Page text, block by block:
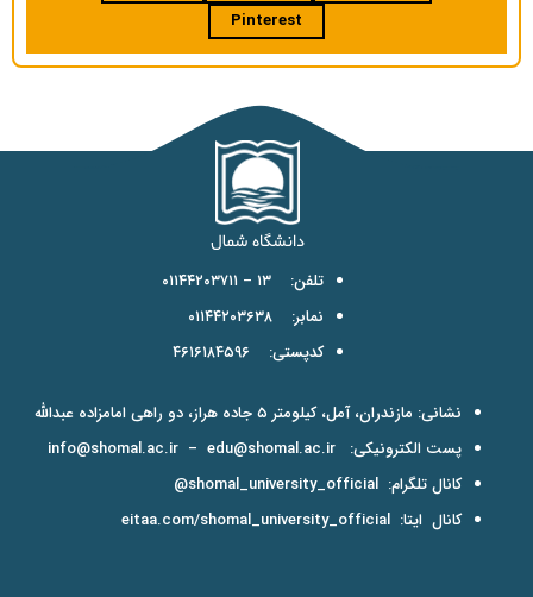
Pinterest
تلفن: ۱۳ – ۰۱۱۴۴۲۰۳۷۱۱
نمابر: ۰۱۱۴۴۲۰۳۶۳۸
کدپستی: ۴۶۱۶۱۸۴۵۹۶
نشانی: مازندران، آمل، کیلومتر ۵ جاده هراز، دو راهی امامزاده عبدالله
پست الکترونیکی:
info@shomal.ac.ir – edu@shomal.ac.ir
کانال تلگرام: shomal_university_official@
کانال ایتا: eitaa.com/shomal_university_official